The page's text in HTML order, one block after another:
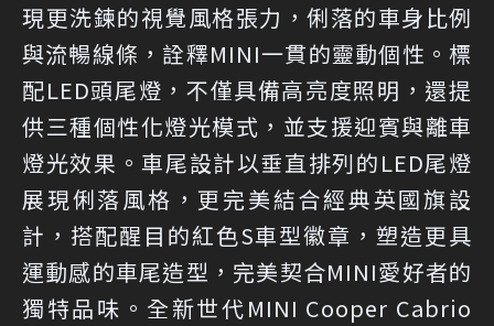
現更洗鍊的視覺風格張力，俐落的車身比例
與流暢線條，詮釋MINI一貫的靈動個性。標
配LED頭尾燈，不僅具備高亮度照明，還提
供三種個性化燈光模式，並支援迎賓與離車
燈光效果。車尾設計以垂直排列的LED尾燈
展現俐落風格，更完美結合經典英國旗設
計，搭配醒目的紅色S車型徽章，塑造更具
運動感的車尾造型，完美契合MINI愛好者的
獨特品味。全新世代MINI Cooper Cabrio